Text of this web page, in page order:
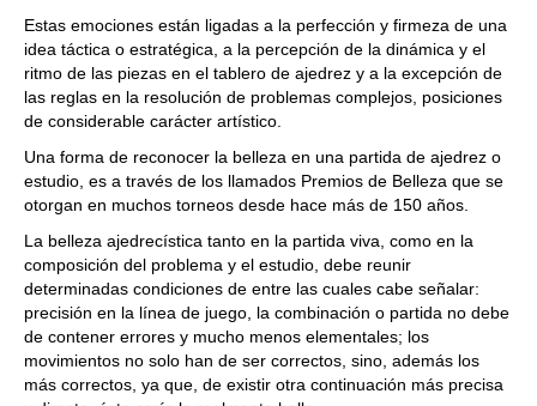
Estas emociones están ligadas a la perfección y firmeza de una
idea táctica o estratégica, a la percepción de la dinámica y el
ritmo de las piezas en el tablero de ajedrez y a la excepción de
las reglas en la resolución de problemas complejos, posiciones
de considerable carácter artístico.
Una forma de reconocer la belleza en una partida de ajedrez o
estudio, es a través de los llamados Premios de Belleza que se
otorgan en muchos torneos desde hace más de 150 años.
La belleza ajedrecística tanto en la partida viva, como en la
composición del problema y el estudio, debe reunir
determinadas condiciones de entre las cuales cabe señalar:
precisión en la línea de juego, la combinación o partida no debe
de contener errores y mucho menos elementales; los
movimientos no solo han de ser correctos, sino, además los
más correctos, ya que, de existir otra continuación más precisa